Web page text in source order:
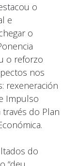
o
e
o
o reforzo
nos
rexeneración
Impulso
do Plan
do